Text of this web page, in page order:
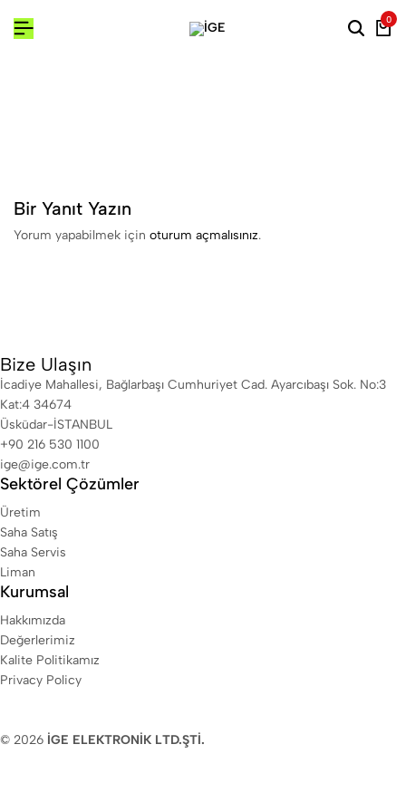
0
Bir Yanıt Yazın
Yorum yapabilmek için oturum açmalısınız.
Bize Ulaşın
İcadiye Mahallesi, Bağlarbaşı Cumhuriyet Cad. Ayarcıbaşı Sok. No:3
Kat:4 34674
Üsküdar-İSTANBUL
+90 216 530 1100
ige@ige.com.tr
Sektörel Çözümler
Üretim
Saha Satış
Saha Servis
Liman
Kurumsal
Hakkımızda
Değerlerimiz
Kalite Politikamız
Privacy Policy
© 2026 İGE ELEKTRONİK LTD.ŞTİ.